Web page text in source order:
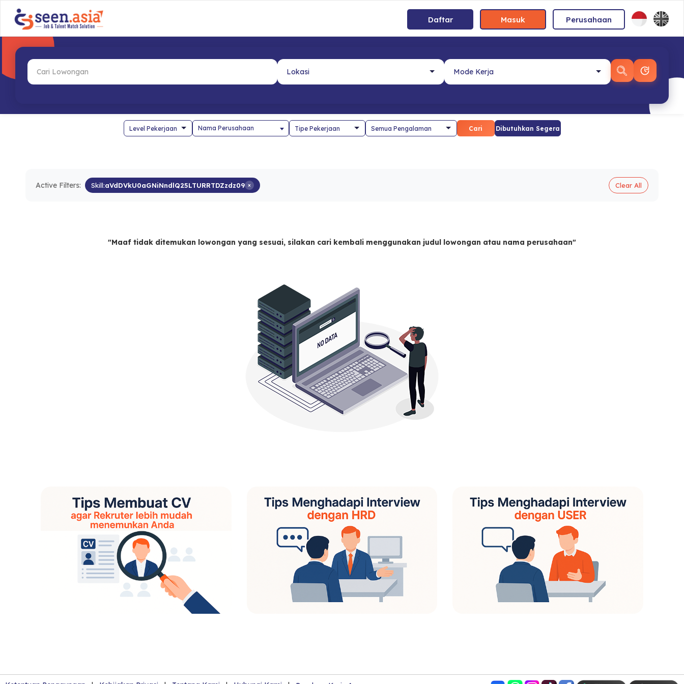
Daftar Masuk Perusahaan
Nama Perusahaan Cari Dibutuhkan Segera
Active Filters: Skill:aVdDVkU0aGNiNndlQ25LTURRTDZzdz09 × Clear All
"Maaf tidak ditemukan lowongan yang sesuai, silakan cari kembali menggunakan judul lowongan atau nama perusahaan"